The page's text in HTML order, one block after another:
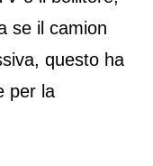
se il camion
questo ha
per la